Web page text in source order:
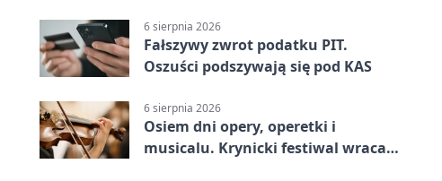
6 sierpnia 2026
Fałszywy zwrot podatku PIT.
Oszuści podszywają się pod KAS
6 sierpnia 2026
Osiem dni opery, operetki i
musicalu. Krynicki festiwal wraca z